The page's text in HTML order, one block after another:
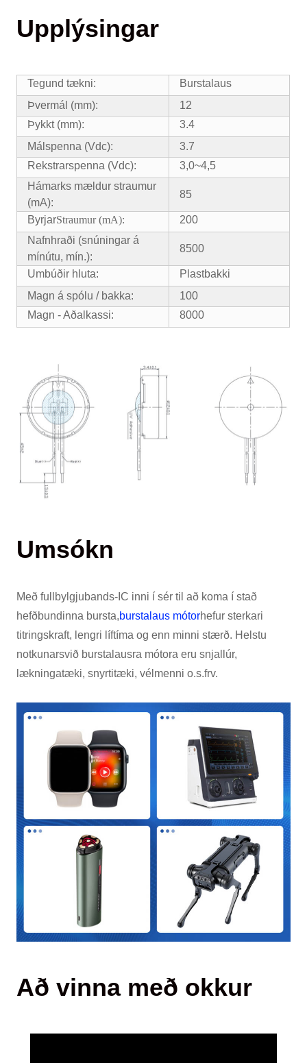
Upplýsingar
Tegund tækni:
Burstalaus
Þvermál (mm):
12
Þykkt (mm):
3.4
Málspenna (Vdc):
3.7
Rekstrarspenna (Vdc):
3,0~4,5
Hámarks mældur straumur
(mA):
85
ByrjarStraumur (mA):
200
Nafnhraði (snúningar á
mínútu, mín.):
8500
Umbúðir hluta:
Plastbakki
Magn á spólu / bakka:
100
Magn - Aðalkassi:
8000
Umsókn
Með fullbylgjubands-IC inni í sér til að koma í stað
hefðbundinna bursta,burstalaus mótorhefur sterkari
titringskraft, lengri líftíma og enn minni stærð. Helstu
notkunarsvið burstalausra mótora eru snjallúr,
lækningatæki, snyrtitæki, vélmenni o.s.frv.
Að vinna með okkur